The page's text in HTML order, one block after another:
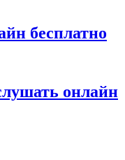
бесплатно
онлайн